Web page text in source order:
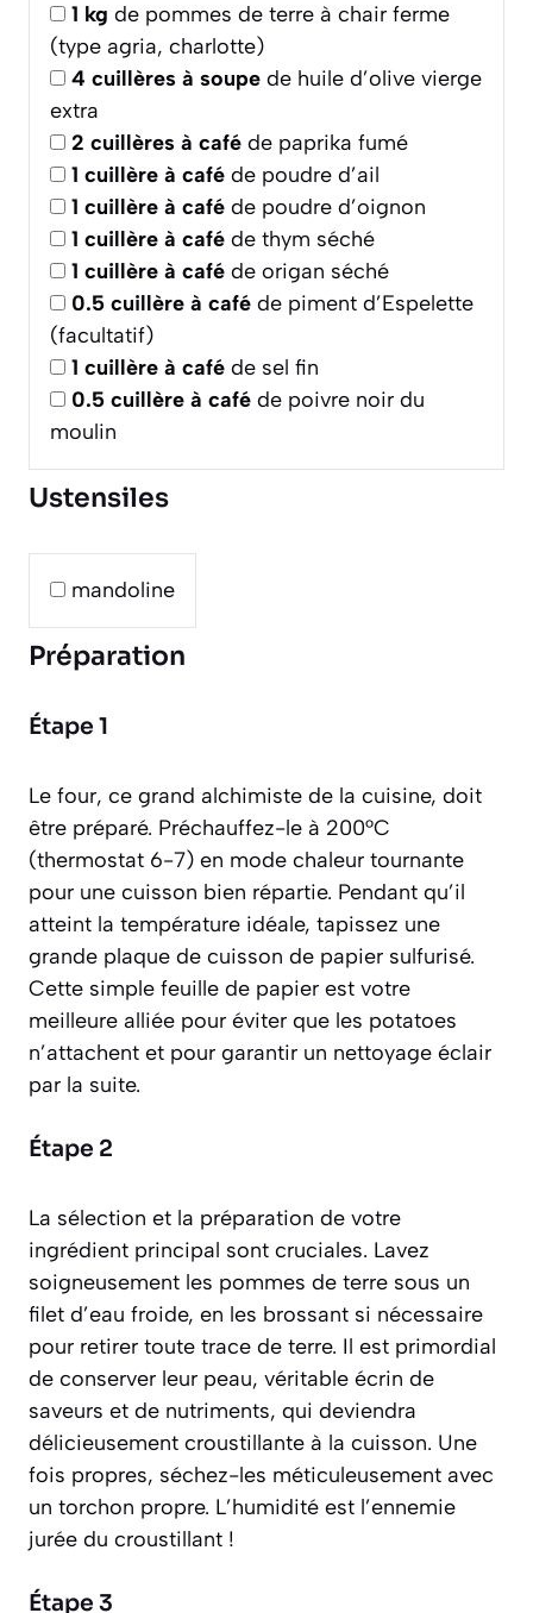
1 kg de pommes de terre à chair ferme
(type agria, charlotte)
4 cuillères à soupe de huile d’olive vierge
extra
2 cuillères à café de paprika fumé
1 cuillère à café de poudre d’ail
1 cuillère à café de poudre d’oignon
1 cuillère à café de thym séché
1 cuillère à café de origan séché
0.5 cuillère à café de piment d’Espelette
(facultatif)
1 cuillère à café de sel fin
0.5 cuillère à café de poivre noir du
moulin
Ustensiles
mandoline
Préparation
Étape 1
Le four, ce grand alchimiste de la cuisine, doit
être préparé. Préchauffez-le à 200°C
(thermostat 6-7) en mode chaleur tournante
pour une cuisson bien répartie. Pendant qu’il
atteint la température idéale, tapissez une
grande plaque de cuisson de papier sulfurisé.
Cette simple feuille de papier est votre
meilleure alliée pour éviter que les potatoes
n’attachent et pour garantir un nettoyage éclair
par la suite.
Étape 2
La sélection et la préparation de votre
ingrédient principal sont cruciales. Lavez
soigneusement les pommes de terre sous un
filet d’eau froide, en les brossant si nécessaire
pour retirer toute trace de terre. Il est primordial
de conserver leur peau, véritable écrin de
saveurs et de nutriments, qui deviendra
délicieusement croustillante à la cuisson. Une
fois propres, séchez-les méticuleusement avec
un torchon propre. L’humidité est l’ennemie
jurée du croustillant !
Étape 3